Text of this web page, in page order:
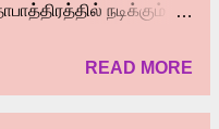
நடிக்கும்
லுக்கை, அவரது பிறந்த
'இடி
READ MORE